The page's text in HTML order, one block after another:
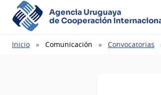
Agencia Uruguaya
de Cooperación
Ruta
Inicio Comunicación Convocatorias